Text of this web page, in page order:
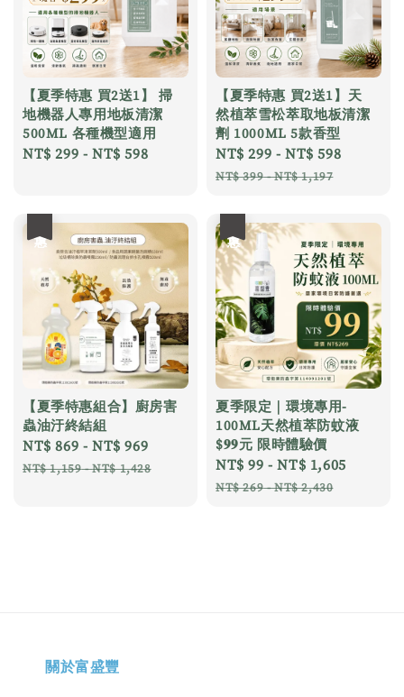
【夏季特惠 買2送1】 掃
地機器人專用地板清潔
500ML 各種機型適用
Regular
NT$ 299 -NT$ 598
【夏季特惠 買2送1】天
然植萃雪松萃取地板清潔
劑 1000ML 5款香型
Sale
price
NT$ 299 -NT$ 598
NT$ 399-NT$ 1,197
【夏季特惠組合】廚房害
蟲油汙終結組
Sale
price
NT$ 869 -NT$ 969
NT$ 1,159-NT$ 1,428
夏季限定｜環境專用-
100ML天然植萃防蚊液
$𝟗𝟗元 限時體驗價
Sale
price
NT$ 99 -NT$ 1,605
NT$ 269-NT$ 2,430
關於富盛豐